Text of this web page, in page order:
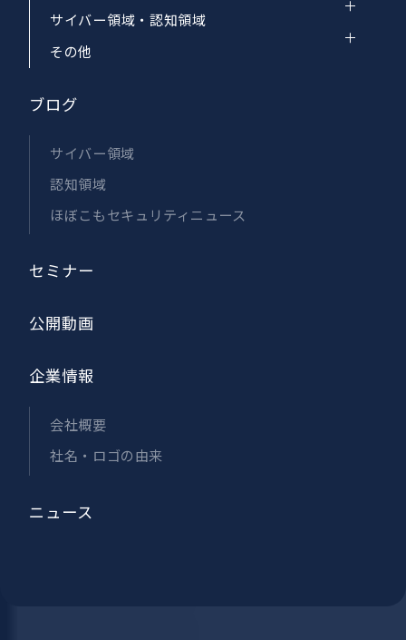
サイバー領域・認知領域
その他
ブログ
サイバー領域
認知領域
ほぼこもセキュリティニュース
セミナー
公開動画
企業情報
会社概要
社名・ロゴの由来
ニュース